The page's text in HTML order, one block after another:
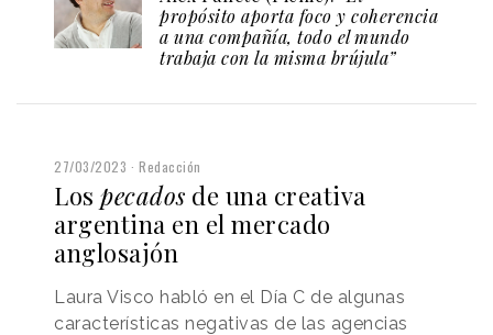
propósito aporta foco y coherencia
a una compañía, todo el mundo
trabaja con la misma brújula”
27/03/2023 Redacción
Los pecados de una creativa
argentina en el mercado
anglosajón
Laura Visco habló en el Día C de algunas
características negativas de las agencias